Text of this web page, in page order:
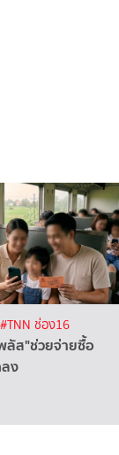
#TNN ช่อง16
ลัส"ช่วยจ่ายซื้อ
ง